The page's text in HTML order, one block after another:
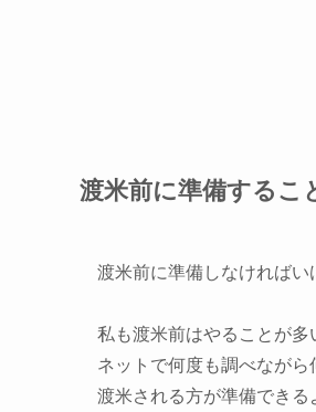
渡米前に準備するこ
渡米前に準備しなければい
私も渡米前はやることが
ネットで何度も調べなが
渡米される方が準備できる